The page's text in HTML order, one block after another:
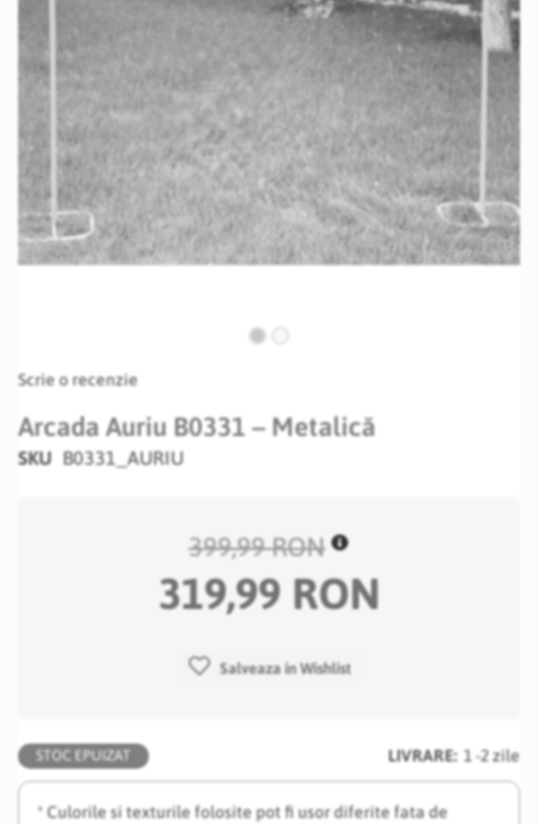
to
beginning
of
Scrie o recenzie
Arcada Auriu B0331 – Metalică
SKU B0331_AURIU
STOC EPUIZAT LIVRARE: 1 -2 zile
* Culorile si texturile folosite pot fi usor diferite fata de
399,99 RON
319,99 RON
Salveaza in Wishlist